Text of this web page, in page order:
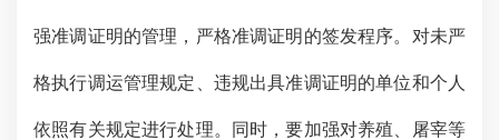
强准调证明的管理，严格准调证明的签发程序。对未严
格执行调运管理规定、违规出具准调证明的单位和个人
依照有关规定进行处理。同时，要加强对养殖、屠宰等